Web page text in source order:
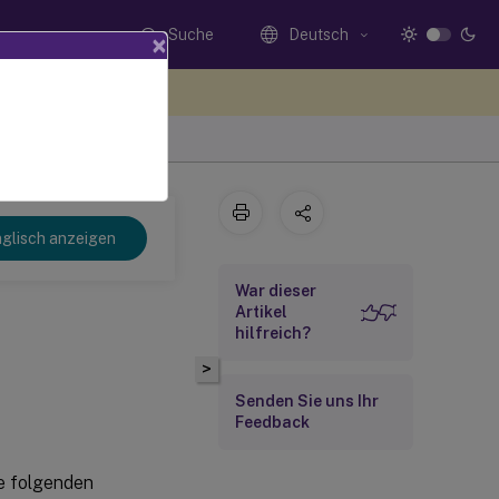
Suche Deutsch
anzeigen
folgenden
>
War dieser
Artikel
hilfreich?
Senden Sie uns Ihr
Feedback
×